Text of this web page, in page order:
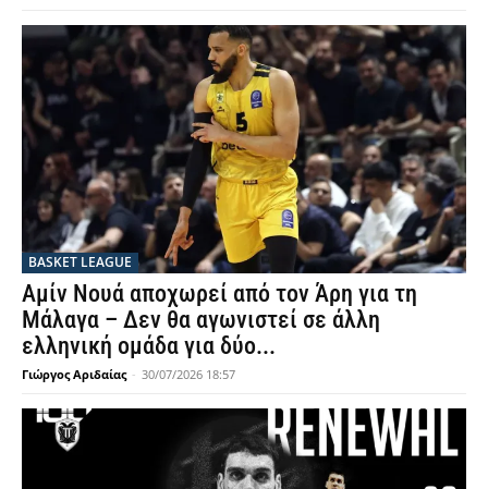
BASKET LEAGUE
Αμίν Νουά αποχωρεί από τον Άρη για τη
Μάλαγα – Δεν θα αγωνιστεί σε άλλη
ελληνική ομάδα για δύο...
Γιώργος Αριδαίας - 30/07/2026 18:57